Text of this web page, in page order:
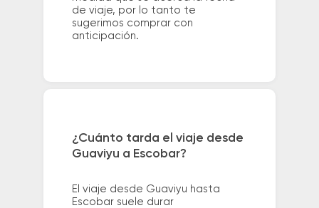
de viaje, por lo tanto te
sugerimos comprar con
anticipación.
¿Cuánto tarda el viaje desde
Guaviyu a Escobar?
El viaje desde Guaviyu hasta
Escobar suele durar